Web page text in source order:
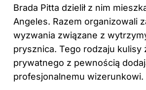
Brada Pitta dzielił z nim
Angeles. Razem organizowali
wyzwania związane z
prysznica. Tego rodzaju kulisy
prywatnego z pewnością
profesjonalnemu wizerunkowi.